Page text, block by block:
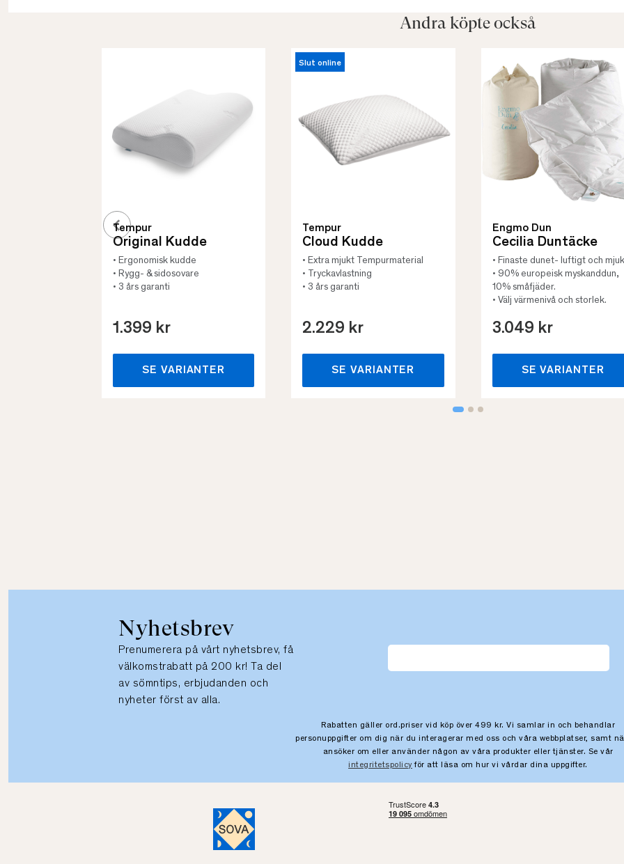
Andra köpte också
Tempur
Original Kudde
• Ergonomisk kudde
• Rygg- & sidosovare
• 3 års garanti
1.399 kr
SE VARIANTER
Slut online
Tempur
Cloud Kudde
• Extra mjukt Tempurmaterial
• Tryckavlastning
• 3 års garanti
2.229 kr
SE VARIANTER
Engmo Dun
Cecilia Duntäcke
• Finaste dunet- luftigt och
• 90% europeisk myskanddun,
10% småfjäder.
• Välj värmenivå och storlek.
3.049 kr
SE VARIANTER
Nyhetsbrev
Prenumerera på vårt nyhetsbrev, få
välkomstrabatt på 200 kr! Ta del
av sömntips, erbjudanden och
nyheter först av alla.
Rabatten gäller ord.priser vid köp över 499 kr. Vi samlar in och behandlar
personuppgifter om dig när du interagerar med oss och våra webbplatser, samt
ansöker om eller använder någon av våra produkter eller tjänster. Se vår
integritetspolicy för att läsa om hur vi vårdar dina uppgifter.